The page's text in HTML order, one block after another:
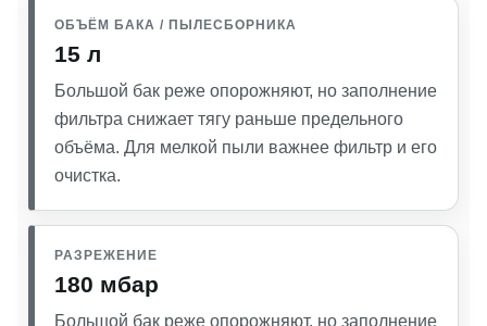
ОБЪЁМ БАКА / ПЫЛЕСБОРНИКА
15 л
Большой бак реже опорожняют, но заполнение
фильтра снижает тягу раньше предельного
объёма. Для мелкой пыли важнее фильтр и его
очистка.
РАЗРЕЖЕНИЕ
180 мбар
Большой бак реже опорожняют, но заполнение